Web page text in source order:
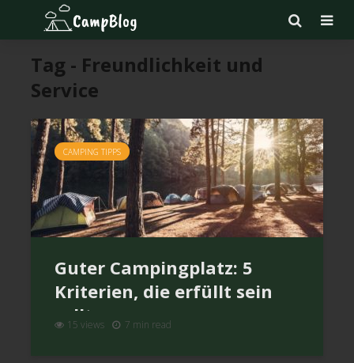
Tag - Freundlichkeit und
Service
CAMPING TIPPS
Guter Campingplatz: 5
Kriterien, die erfüllt sein
sollten
15 views 7 min read